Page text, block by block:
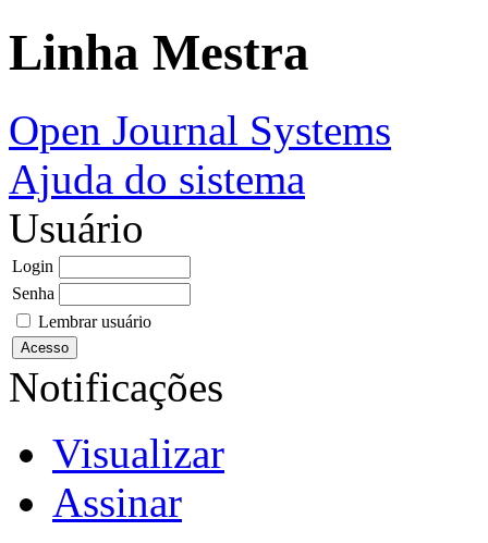
Linha Mestra
Open Journal Systems
Ajuda do sistema
Usuário
Login
Senha
Lembrar usuário
Notificações
Visualizar
Assinar